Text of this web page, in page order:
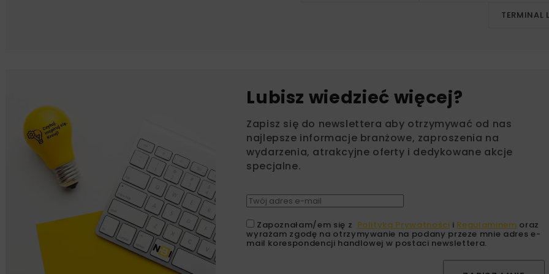
TERMINAL
Lubisz wiedzieć więcej?
Zapisz się do newslettera aby otrzymywać od nas
najlepsze informacje branżowe, zaproszenia na
wydarzenia, atrakcyjne oferty i dedykowane akcje
specjalne.
Zapoznałam/em się z Polityką Prywatności i Regulaminem oraz
wyrażam zgodę na otrzymywanie na podany przeze mnie adres e-
mail korespondencji handlowej w postaci newslettera.